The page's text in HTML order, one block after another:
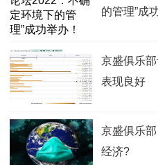
的管理”成
京盛俱乐
表现良好
京盛俱乐
经济?